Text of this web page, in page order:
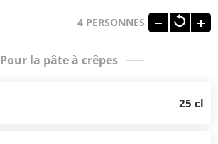
4 PERSONNES
Pour la pâte à crêpes
25 cl